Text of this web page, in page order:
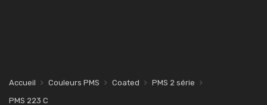
Accueil Couleurs PMS Coated
PMS 2 série
PMS 223 C